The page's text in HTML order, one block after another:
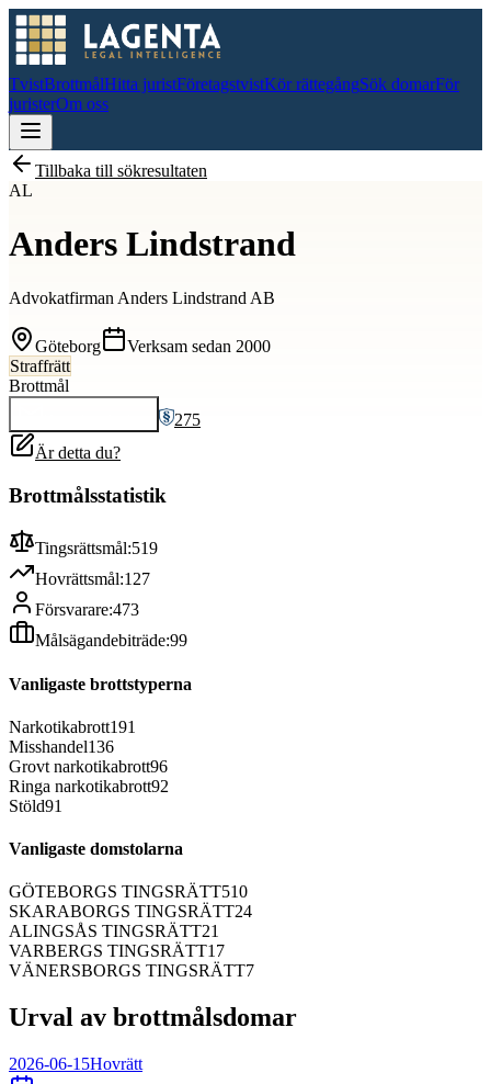
TvistBrottmålHitta juristFöretagstvistKör rättegångSök domarFör
juristerOm oss
Tillbaka till sökresultaten
AL
Anders Lindstrand
Advokatfirman Anders Lindstrand AB
Göteborg Verksam sedan 2000
Straffrätt
Brottmål
275
Är detta du?
Brottmålsstatistik
Tingsrättsmål:519
Hovrättsmål:127
Försvarare:473
Målsägandebiträde:99
Vanligaste brottstyperna
Narkotikabrott191
Misshandel136
Grovt narkotikabrott96
Ringa narkotikabrott92
Stöld91
Vanligaste domstolarna
GÖTEBORGS TINGSRÄTT510
SKARABORGS TINGSRÄTT24
ALINGSÅS TINGSRÄTT21
VARBERGS TINGSRÄTT17
VÄNERSBORGS TINGSRÄTT7
Urval av brottmålsdomar
2026-06-15Hovrätt